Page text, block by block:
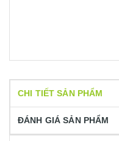
CHI TIẾT SẢN PHẨM
ĐÁNH GIÁ SẢN PHẨM